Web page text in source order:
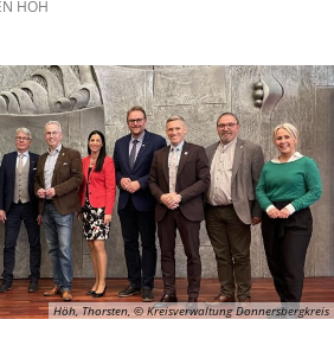
HÖH
Höh, Thorsten, © Kreisverwaltung Donnersbergkreis